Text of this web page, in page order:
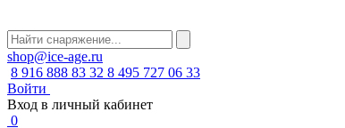
shop@ice-age.ru
8 916 888 83 32 8 495 727 06 33
Войти
Вход в личный кабинет
0